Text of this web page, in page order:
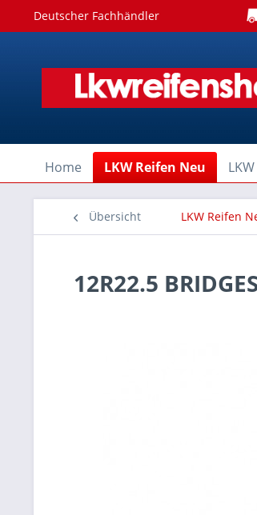
Deutscher Fachhändler
Home LKW Reifen Neu
Übersicht LKW Reifen
12R22.5